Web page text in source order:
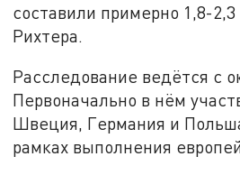
составили примерно 1,8-
Рихтера.
Расследование ведётся с
Первоначально в нём
Швеция, Германия и
рамках выполнения